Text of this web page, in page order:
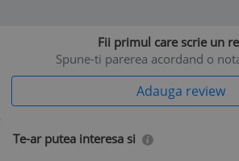
Fii primul care scrie un
Spune-ti parerea acordand o
Adauga review
Te-ar putea interesa si